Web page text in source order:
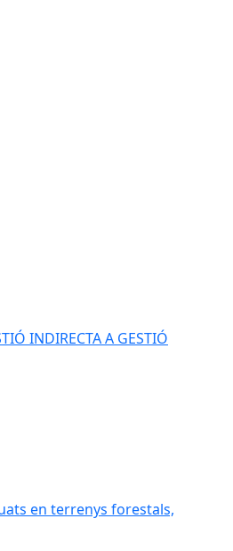
INDIRECTA A GESTIÓ
en terrenys forestals,